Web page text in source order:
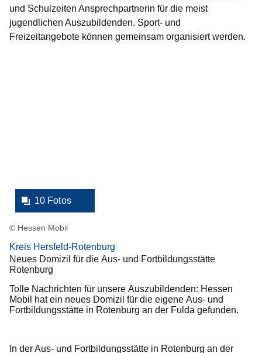
und Schulzeiten Ansprechpartnerin für die meist
jugendlichen Auszubildenden. Sport- und
Freizeitangebote können gemeinsam organisiert werden.
10 Fotos
© Hessen Mobil
Kreis Hersfeld-Rotenburg
Neues Domizil für die Aus- und Fortbildungsstätte
Rotenburg
Tolle Nachrichten für unsere Auszubildenden: Hessen
Mobil hat ein neues Domizil für die eigene Aus- und
Fortbildungsstätte in Rotenburg an der Fulda gefunden.
In der Aus- und Fortbildungsstätte in Rotenburg an der